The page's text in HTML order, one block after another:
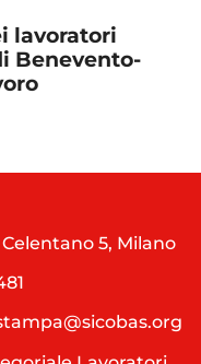
lavoratori
Benevento-
5, Milano